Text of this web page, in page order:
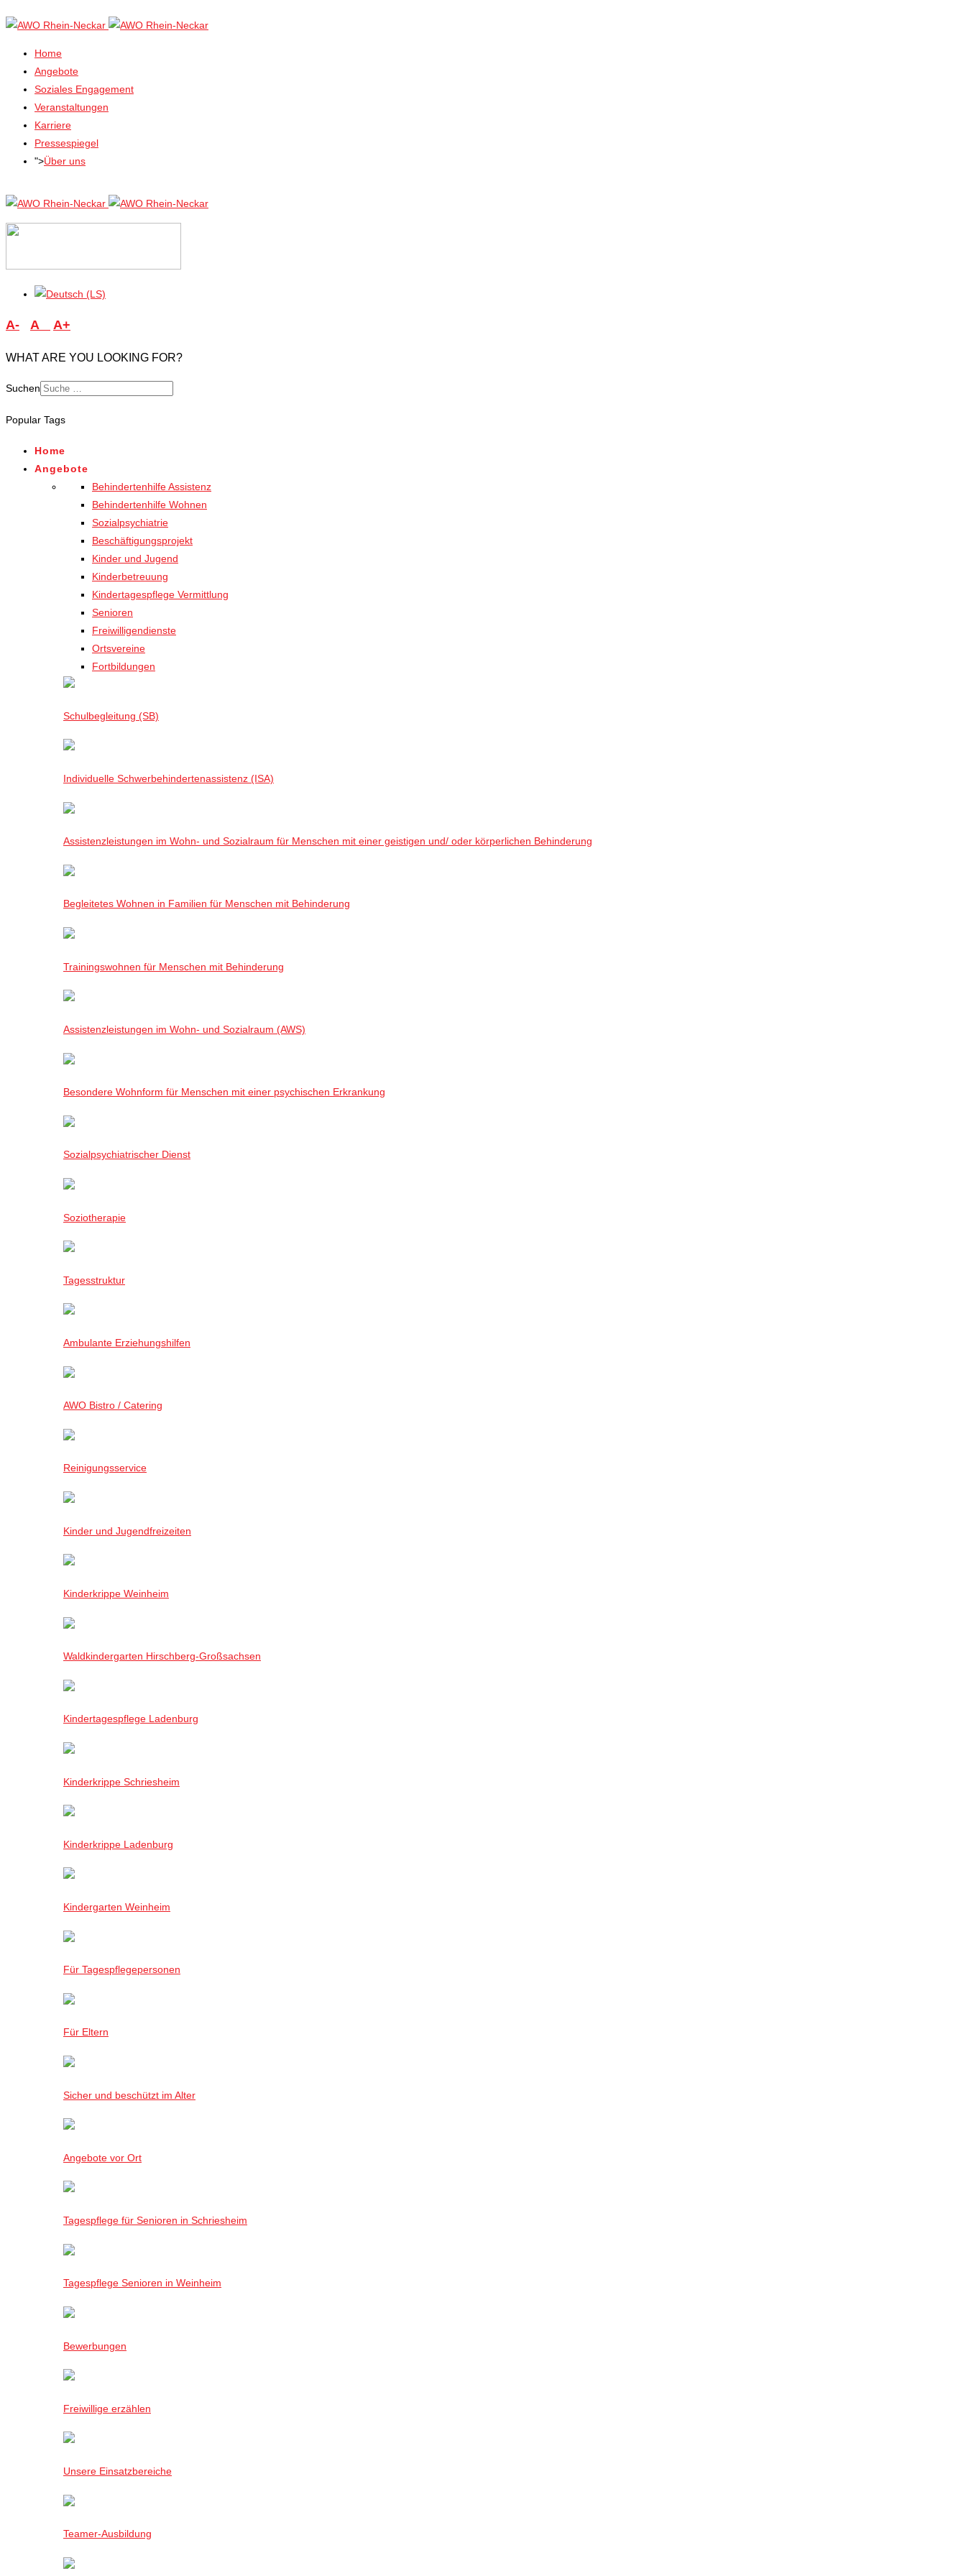
Home
Angebote
Soziales Engagement
Veranstaltungen
Karriere
Pressespiegel
">Über uns
A- A A+
WHAT ARE YOU LOOKING FOR?
Suchen
Popular Tags
Home
Angebote
Behindertenhilfe Assistenz
Behindertenhilfe Wohnen
Sozialpsychiatrie
Beschäftigungsprojekt
Kinder und Jugend
Kinderbetreuung
Kindertagespflege Vermittlung
Senioren
Freiwilligendienste
Ortsvereine
Fortbildungen
Schulbegleitung (SB)
Individuelle Schwerbehindertenassistenz (ISA)
Assistenzleistungen im Wohn- und Sozialraum für Menschen mit einer geistigen und/ oder körperlichen Behinderung
Begleitetes Wohnen in Familien für Menschen mit Behinderung
Trainingswohnen für Menschen mit Behinderung
Assistenzleistungen im Wohn- und Sozialraum (AWS)
Besondere Wohnform für Menschen mit einer psychischen Erkrankung
Sozialpsychiatrischer Dienst
Soziotherapie
Tagesstruktur
Ambulante Erziehungshilfen
AWO Bistro / Catering
Reinigungsservice
Kinder und Jugendfreizeiten
Kinderkrippe Weinheim
Waldkindergarten Hirschberg-Großsachsen
Kindertagespflege Ladenburg
Kinderkrippe Schriesheim
Kinderkrippe Ladenburg
Kindergarten Weinheim
Für Tagespflegepersonen
Für Eltern
Sicher und beschützt im Alter
Angebote vor Ort
Tagespflege für Senioren in Schriesheim
Tagespflege Senioren in Weinheim
Bewerbungen
Freiwillige erzählen
Unsere Einsatzbereiche
Teamer-Ausbildung